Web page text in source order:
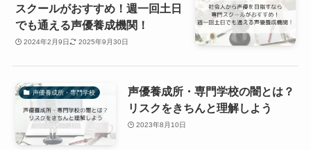
スクールがおすすめ！週一回土日
でも通える声優養成機関！
2024年2月9日 2025年9月30日
声優養成所・専門学校
声優養成所・専門学校の闇とは？
リスクをきちんと理解しよう
2023年8月10日